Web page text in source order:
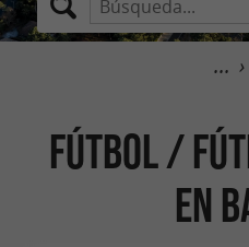
Fútbol /
en